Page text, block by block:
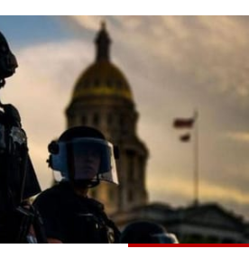
سياسة ناس
فن
كأس العالم
البرامج
جدول البرامج